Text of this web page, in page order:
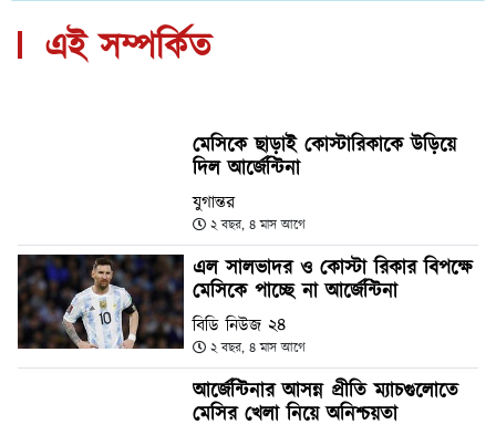
এই সম্পর্কিত
মেসিকে ছাড়াই কোস্টারিকাকে উড়িয়ে
দিল আর্জেন্টিনা
যুগান্তর
২ বছর, ৪ মাস আগে
এল সালভাদর ও কোস্টা রিকার বিপক্ষে
মেসিকে পাচ্ছে না আর্জেন্টিনা
বিডি নিউজ ২৪
২ বছর, ৪ মাস আগে
আর্জেন্টিনার আসন্ন প্রীতি ম্যাচগুলোতে
মেসির খেলা নিয়ে অনিশ্চয়তা